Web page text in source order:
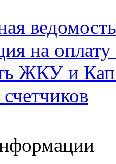
ведомость
на
ЖКУ и